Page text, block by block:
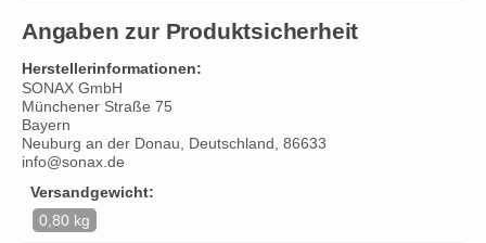
Angaben zur Produktsicherheit
Herstellerinformationen:
SONAX GmbH
Münchener Straße 75
Bayern
Neuburg an der Donau, Deutschland, 86633
info@sonax.de
Versandgewicht:
0,80 kg